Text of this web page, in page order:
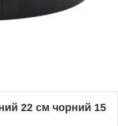
22 см чорний 15